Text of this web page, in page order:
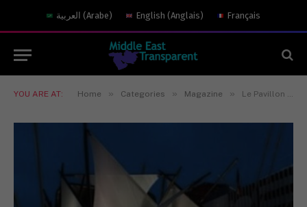
العربية (Arabe) English (Anglais) Français
YOU ARE AT: Home » Categories » Magazine » Le Pavillon du Koweït à l’Expo Milano 2015 : Energie pour la Vie